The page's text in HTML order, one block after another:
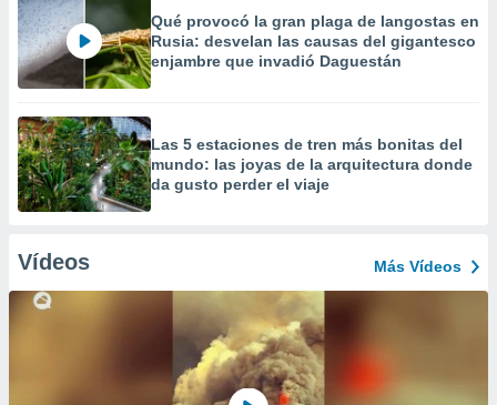
Qué provocó la gran plaga de langostas en
Rusia: desvelan las causas del gigantesco
enjambre que invadió Daguestán
Las 5 estaciones de tren más bonitas del
mundo: las joyas de la arquitectura donde
da gusto perder el viaje
Vídeos Más Vídeos